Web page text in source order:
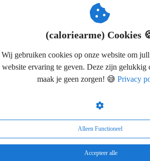
(caloriearme) Cookies
Wij gebruiken cookies op onze website om
website ervaring te geven. Deze zijn gelukkig
maak je geen zorgen! 😅 Privacy
Alleen Functioneel
Accepteer alle